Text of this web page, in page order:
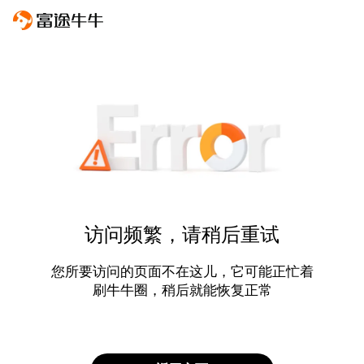
访问频繁，请稍后重试
您所要访问的页面不在这儿，它可能正忙着
刷牛牛圈，稍后就能恢复正常